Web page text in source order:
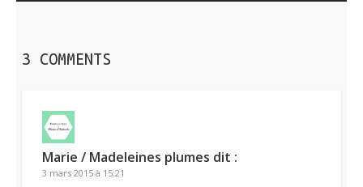
3 COMMENTS
Marie / Madeleines plumes dit :
3 mars 2015 à 15:21